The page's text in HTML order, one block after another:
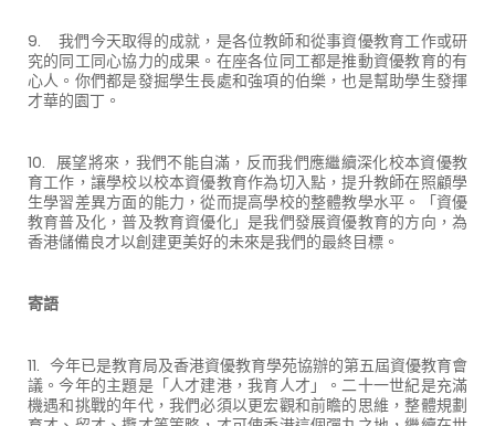
9. 我們今天取得的成就，是各位教師和從事資優教育工作或研
究的同工同心協力的成果。在座各位同工都是推動資優教育的有
心人。你們都是發掘學生長處和強項的伯樂，也是幫助學生發揮
才華的園丁。
10. 展望將來，我們不能自滿，反而我們應繼續深化校本資優教
育工作，讓學校以校本資優教育作為切入點，提升教師在照顧學
生學習差異方面的能力，從而提高學校的整體教學水平。「資優
教育普及化，普及教育資優化」是我們發展資優教育的方向，為
香港儲備良才以創建更美好的未來是我們的最終目標。
寄語
11. 今年已是教育局及香港資優教育學苑協辦的第五屆資優教育會
議。今年的主題是「人才建港，我育人才」。二十一世紀是充滿
機遇和挑戰的年代，我們必須以更宏觀和前瞻的思維，整體規劃